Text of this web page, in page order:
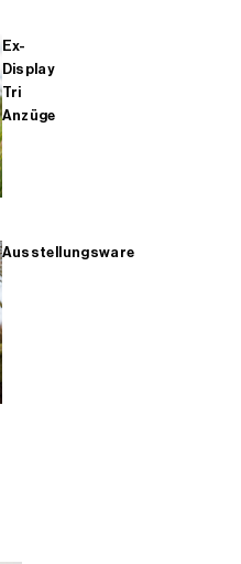
Ex-
Display
Tri
Anzüge
Ausstellungsware